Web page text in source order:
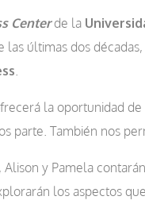
Centerde la
las últimas dos
.
la oportunidad
parte. También nos
Alison y Pamela
los aspectos